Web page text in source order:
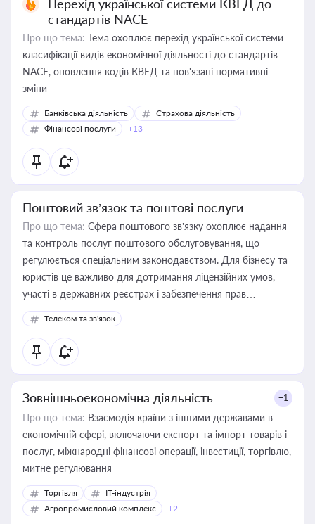
Перехід української системи КВЕД до
стандартів NACE
Про що тема: Тема охоплює перехід української системи
класифікації видів економічної діяльності до стандартів
NACE, оновлення кодів КВЕД та пов'язані нормативні
зміни
Банківська діяльність
Страхова діяльність
Фінансові послуги
+13
Поштовий зв’язок та поштові послуги
Про що тема: Сфера поштового зв’язку охоплює надання
та контроль послуг поштового обслуговування, що
регулюється спеціальним законодавством. Для бізнесу та
юристів це важливо для дотримання ліцензійних умов,
участі в державних реєстрах і забезпечення прав
споживачів.
Телеком та зв'язок
Зовнішньоекономічна діяльність +1
Про що тема: Взаємодія країни з іншими державами в
економічній сфері, включаючи експорт та імпорт товарів і
послуг, міжнародні фінансові операції, інвестиції, торгівлю,
митне регулювання
Торгівля
IT-індустрія
Агропромисловий комплекс
+2